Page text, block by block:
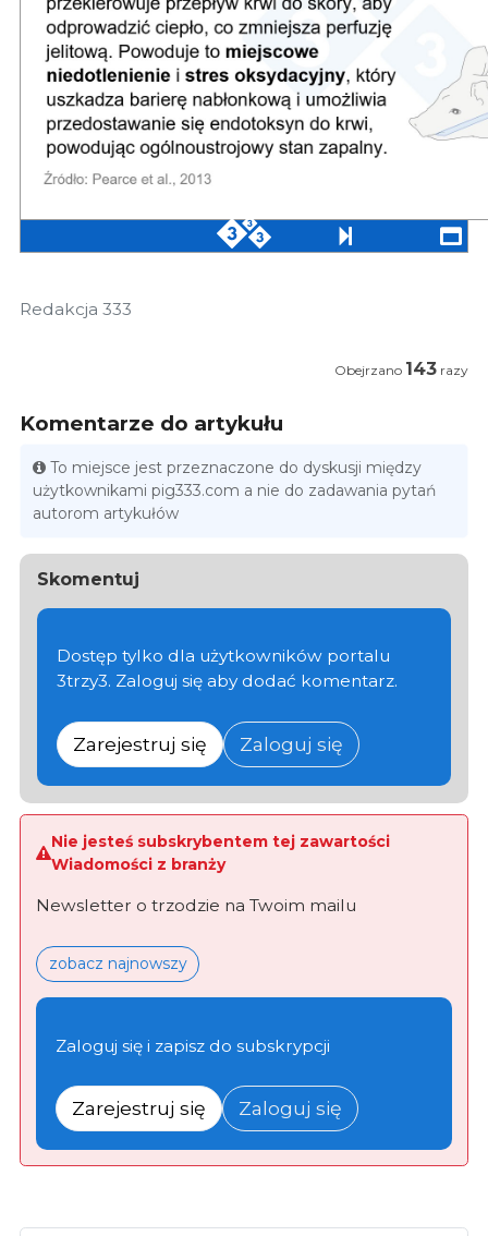
Redakcja 333
Obejrzano 143 razy
Komentarze do artykułu
To miejsce jest przeznaczone do dyskusji między
użytkownikami pig333.com a nie do zadawania pytań
autorom artykułów
Skomentuj
Dostęp tylko dla użytkowników portalu
3trzy3. Zaloguj się aby dodać komentarz.
Zarejestruj się Zaloguj się
Nie jesteś subskrybentem tej zawartości
Wiadomości z branży
Newsletter o trzodzie na Twoim mailu
zobacz najnowszy
Zaloguj się i zapisz do subskrypcji
Zarejestruj się Zaloguj się